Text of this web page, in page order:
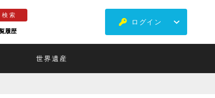
履歴
ログイン
世界遺産